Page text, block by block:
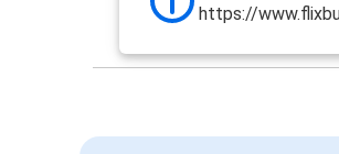
https://